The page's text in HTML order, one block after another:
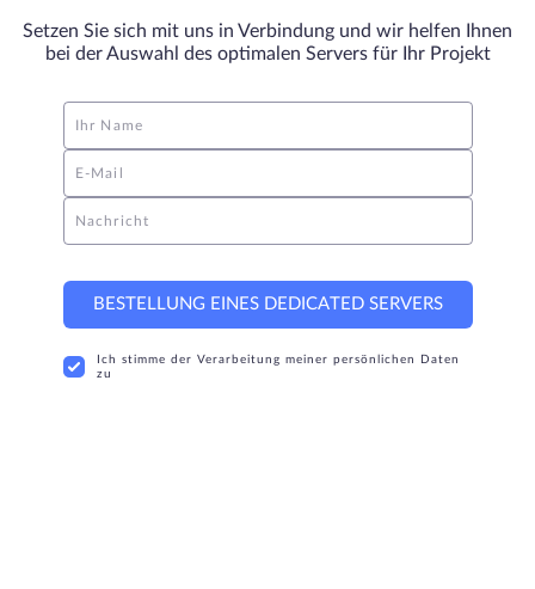
Setzen Sie sich mit uns in Verbindung und wir helfen Ihnen
bei der Auswahl des optimalen Servers für Ihr Projekt
Ihr Name
E-Mail
Nachricht
BESTELLUNG EINES DEDICATED SERVERS
Ich stimme der Verarbeitung meiner persönlichen Daten
zu